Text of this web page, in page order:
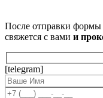
После отправки
свяжется с вами и
[telegram]